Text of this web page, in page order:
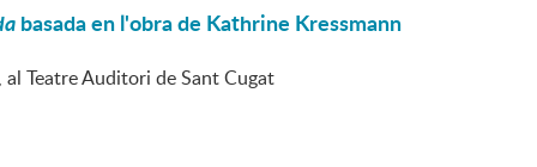
basada en l'obra de Kathrine Kressmann
Teatre Auditori de Sant Cugat